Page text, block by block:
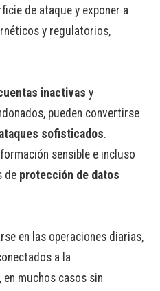
de ataque y exponer a
y regulatorios,
inactivas y
pueden convertirse
ataques sofisticados.
sensible e incluso
de protección de datos
en las operaciones diarias,
a la
muchos casos sin